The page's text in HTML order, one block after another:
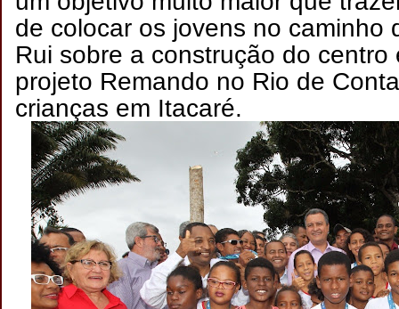
de colocar os jovens no caminho
Rui sobre a construção do centro
projeto Remando no Rio de
crianças em Itacaré.